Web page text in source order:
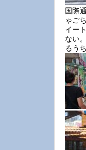
国際
ゃご
イー
ない
るう